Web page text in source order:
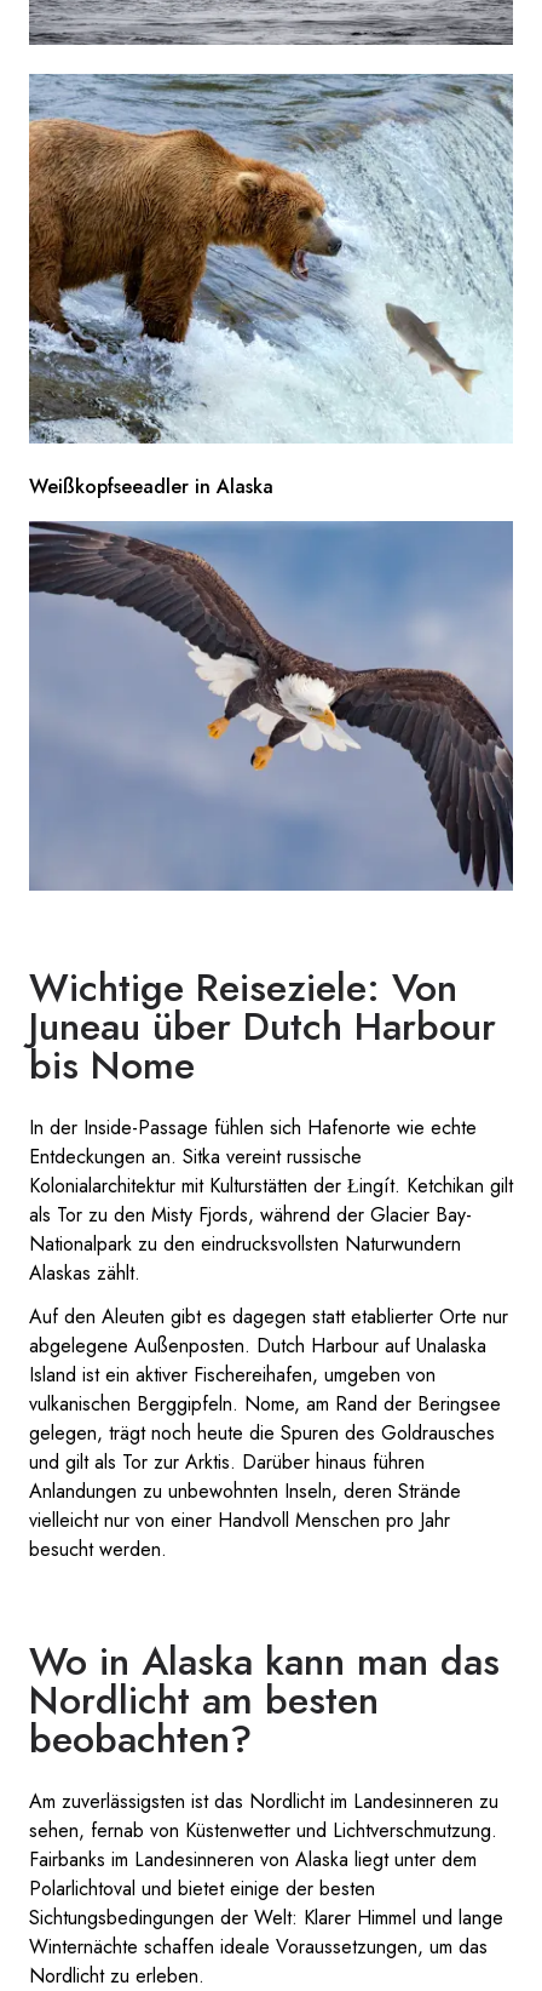
Weißkopfseeadler in Alaska
Wichtige Reiseziele: Von
Juneau über Dutch Harbour
bis Nome
In der Inside-Passage fühlen sich Hafenorte wie echte
Entdeckungen an. Sitka vereint russische
Kolonialarchitektur mit Kulturstätten der Łingít. Ketchikan gilt
als Tor zu den Misty Fjords, während der Glacier Bay-
Nationalpark zu den eindrucksvollsten Naturwundern
Alaskas zählt.
Auf den Aleuten gibt es dagegen statt etablierter Orte nur
abgelegene Außenposten. Dutch Harbour auf Unalaska
Island ist ein aktiver Fischereihafen, umgeben von
vulkanischen Berggipfeln. Nome, am Rand der Beringsee
gelegen, trägt noch heute die Spuren des Goldrausches
und gilt als Tor zur Arktis. Darüber hinaus führen
Anlandungen zu unbewohnten Inseln, deren Strände
vielleicht nur von einer Handvoll Menschen pro Jahr
besucht werden.
Wo in Alaska kann man das
Nordlicht am besten
beobachten?
Am zuverlässigsten ist das Nordlicht im Landesinneren zu
sehen, fernab von Küstenwetter und Lichtverschmutzung.
Fairbanks im Landesinneren von Alaska liegt unter dem
Polarlichtoval und bietet einige der besten
Sichtungsbedingungen der Welt: Klarer Himmel und lange
Winternächte schaffen ideale Voraussetzungen, um das
Nordlicht zu erleben.